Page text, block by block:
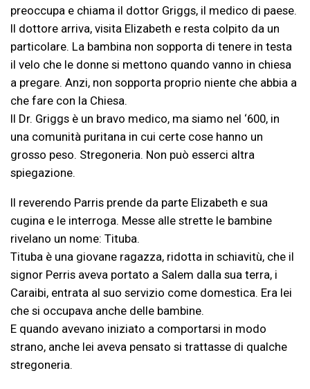
preoccupa e chiama il dottor Griggs, il medico di paese.
Il dottore arriva, visita Elizabeth e resta colpito da un
particolare. La bambina non sopporta di tenere in testa
il velo che le donne si mettono quando vanno in chiesa
a pregare. Anzi, non sopporta proprio niente che abbia a
che fare con la Chiesa.
Il Dr. Griggs è un bravo medico, ma siamo nel ‘600, in
una comunità puritana in cui certe cose hanno un
grosso peso. Stregoneria. Non può esserci altra
spiegazione.
Il reverendo Parris prende da parte Elizabeth e sua
cugina e le interroga. Messe alle strette le bambine
rivelano un nome: Tituba.
Tituba è una giovane ragazza, ridotta in schiavitù, che il
signor Perris aveva portato a Salem dalla sua terra, i
Caraibi, entrata al suo servizio come domestica. Era lei
che si occupava anche delle bambine.
E quando avevano iniziato a comportarsi in modo
strano, anche lei aveva pensato si trattasse di qualche
stregoneria.